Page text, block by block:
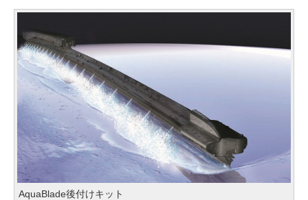
AquaBlade後付けキット